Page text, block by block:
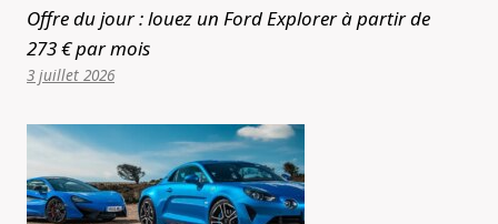
Offre du jour : louez un Ford Explorer à partir de
273 € par mois
3 juillet 2026